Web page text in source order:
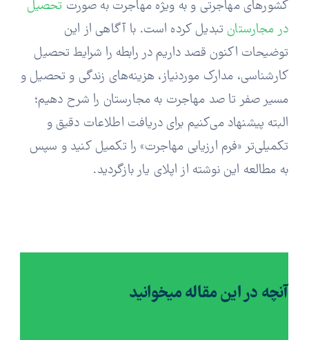
کشورهای مهاجرتی و به ویژه مهاجرت به صورت تحصیل
در مجارستانتبدیل کرده است. با آگاهی از این
توضیحات اکنون قصد داریم در رابطه را شرایط تحصیل
کارشناسی، مدارک موردنیاز، هزینه‌های زندگی و تحصیل و
مسیر صفر تا صد مهاجرت به مجارستان را شرح دهیم؛
البته پیشنهاد می‌کنیم برای دریافت اطلاعات دقیق و
تکمیلی‌تر «فرم ارزیابی مهاجرت» را تکمیل کنید و سپس
به مطالعه این نوشته از اپلای یار بازگردید.
آنچه در این مقاله میخوانید